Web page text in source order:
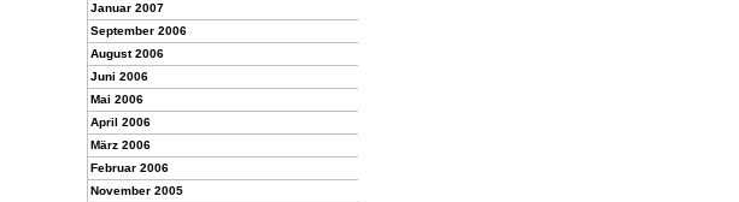
Januar 2007
September 2006
August 2006
Juni 2006
Mai 2006
April 2006
März 2006
Februar 2006
November 2005